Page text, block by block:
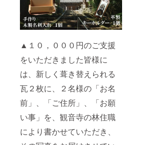
▲１０，０００円のご支援
をいただきました皆様に
は、新しく葺き替えられる
瓦２枚に、２名様の「お名
前」、「ご住所」、「お願
い事」を、観音寺の林住職
により書かせていただき、